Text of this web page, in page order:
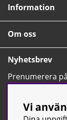
Information
Om oss
Nyhetsbrev
Prenumerera
tips, nyheter
Vi